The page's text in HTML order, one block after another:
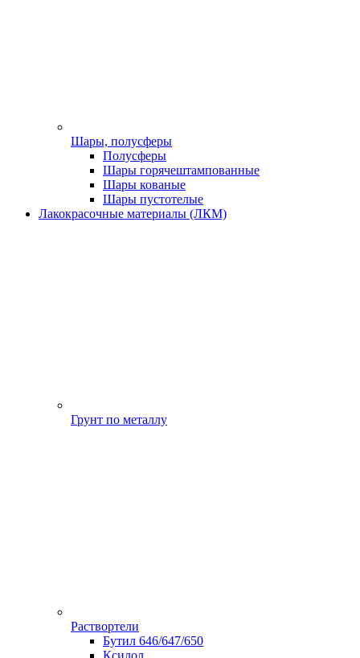
Шары, полусферы
Полусферы
Шары горячештампованные
Шары кованые
Шары пустотелые
Лакокрасочные материалы (ЛКМ)
Грунт по металлу
Раствортели
Бутил 646/647/650
Ксилол